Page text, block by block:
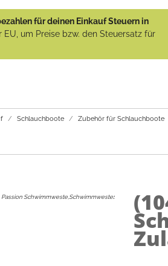
für deinen Einkauf Steuern in
um Preise bzw. den Steuersatz für
Schlauchboote Zubehör für Schlauchboote
Passion Schwimmweste,Schwimmweste: